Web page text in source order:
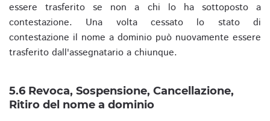
essere trasferito se non a chi lo ha sottoposto a
contestazione. Una volta cessato lo stato di
contestazione il nome a dominio può nuovamente essere
trasferito dall'assegnatario a chiunque.
5.6 Revoca, Sospensione, Cancellazione,
Ritiro del nome a dominio